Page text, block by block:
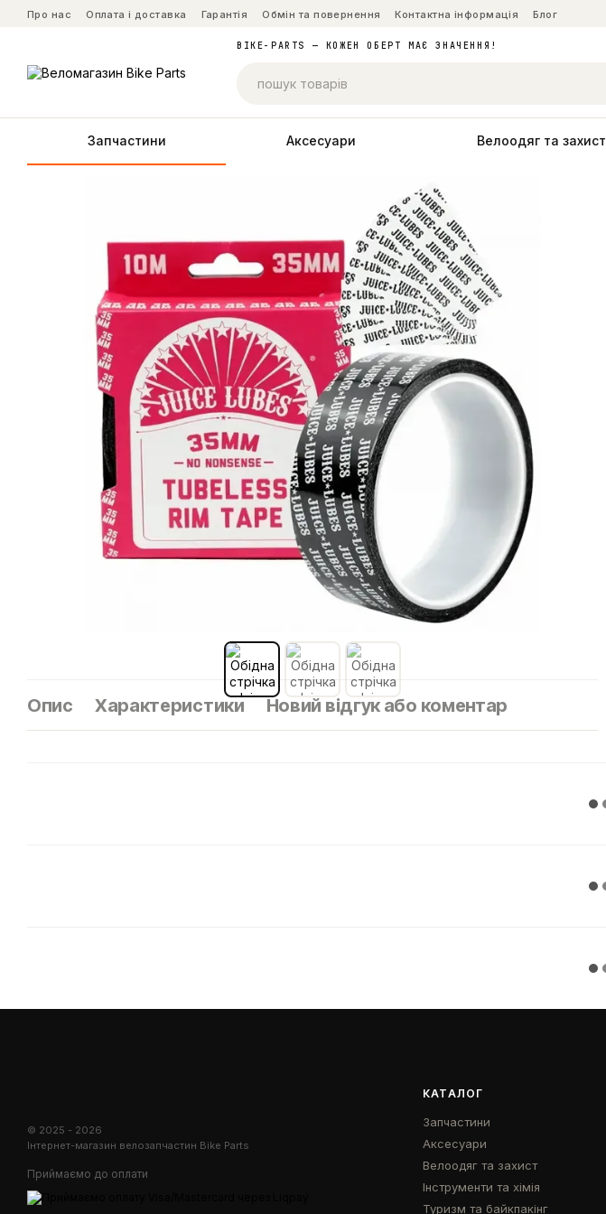
Перейти до основного контенту
Про нас Оплата і доставка Гарантія Обмін та повернення Контактна інформація Блог
BIKE-PARTS — КОЖЕН ОБЕРТ МАЄ ЗНАЧЕННЯ!
Запчастини Аксесуари Велоодяг та захист
Опис Характеристики Новий відгук або коментар
© 2025 - 2026
Інтернет-магазин велозапчастин Bike Parts
Приймаємо до оплати
КАТАЛОГ
Запчастини
Аксесуари
Велоодяг та захист
Інструменти та хімія
Туризм та байкпакінг